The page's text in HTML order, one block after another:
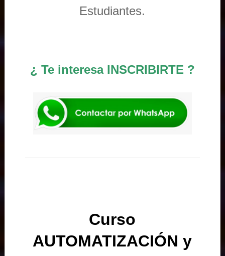
Estudiantes.
¿ Te interesa INSCRIBIRTE ?
Curso
AUTOMATIZACIÓN y